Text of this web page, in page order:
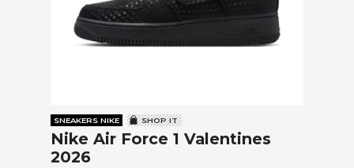
SNEAKERS NIKE SHOP IT
Nike Air Force 1 Valentines
2026